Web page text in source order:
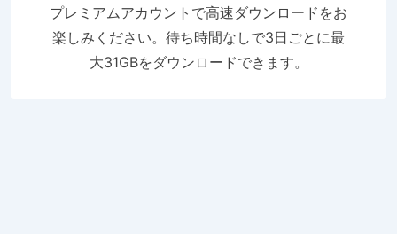
プレミアムアカウントで高速ダウンロードをお
楽しみください。待ち時間なしで3日ごとに最
大31GBをダウンロードできます。